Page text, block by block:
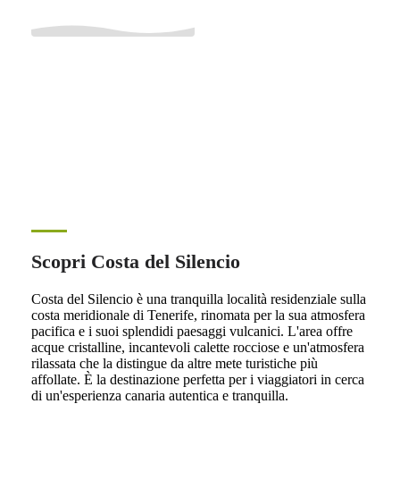
Scopri Costa del Silencio
Costa del Silencio è una tranquilla località residenziale sulla
costa meridionale di Tenerife, rinomata per la sua atmosfera
pacifica e i suoi splendidi paesaggi vulcanici. L'area offre
acque cristalline, incantevoli calette rocciose e un'atmosfera
rilassata che la distingue da altre mete turistiche più
affollate. È la destinazione perfetta per i viaggiatori in cerca
di un'esperienza canaria autentica e tranquilla.